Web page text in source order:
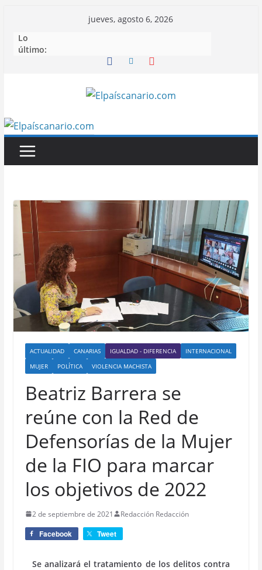
contenido
jueves, agosto 6, 2026
Lo
último:
ACTUALIDAD CANARIAS IGUALDAD - DIFERENCIA
INTERNACIONAL
MUJER
POLÍTICA VIOLENCIA MACHISTA
Beatriz Barrera se
reúne con la Red de
Defensorías de la Mujer
de la FIO para marcar
los objetivos de 2022
2 de septiembre de 2021 Redacción Redacción
Facebook Tweet
Se analizará el tratamiento de los delitos contra